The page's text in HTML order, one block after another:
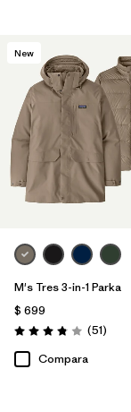
New
M's Tres 3-in-1 Parka
$ 699
Valoración: 3.8 / 5
(51)
Compara